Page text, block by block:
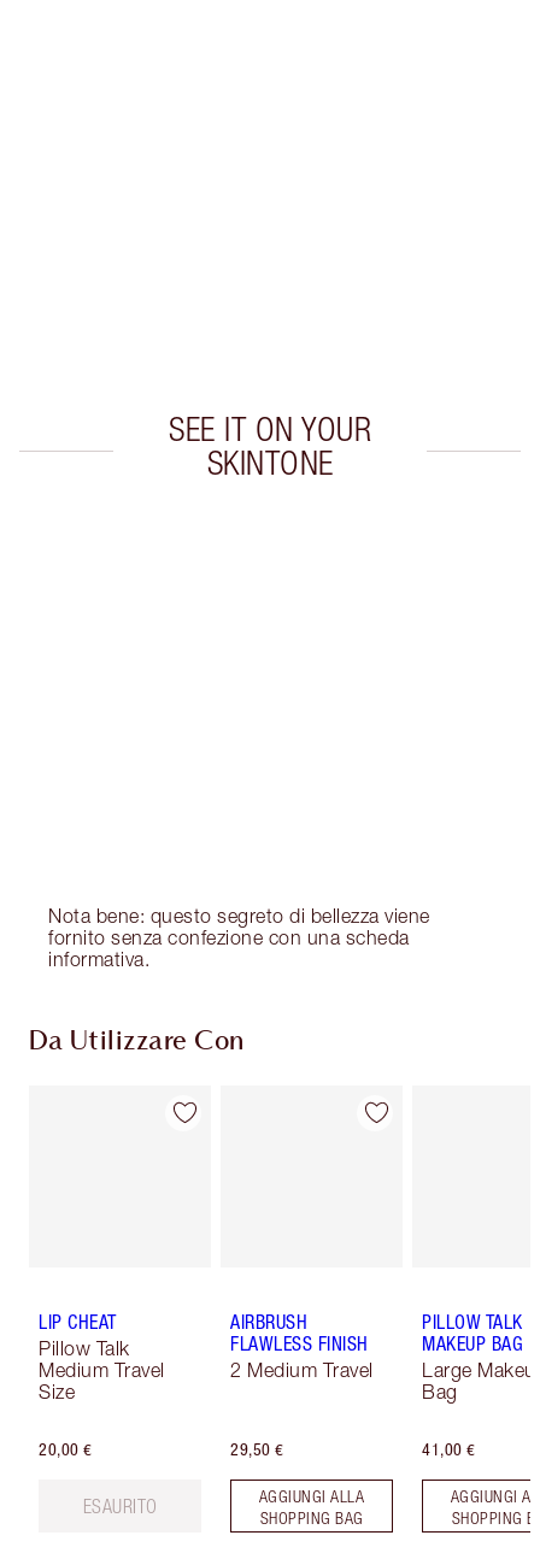
SEE IT ON YOUR
SKINTONE
Nota bene: questo segreto di bellezza viene
fornito senza confezione con una scheda
informativa.
Da Utilizzare Con
LIP CHEAT
Pillow Talk
Medium Travel
Size
20,00 €
ESAURITO
AIRBRUSH
FLAWLESS FINISH
2 Medium Travel
29,50 €
AGGIUNGI ALLA
SHOPPING BAG
PILLOW TALK
MAKEUP BAG
Large
Bag
41,00 €
AGGIUNGI
SHOPPING